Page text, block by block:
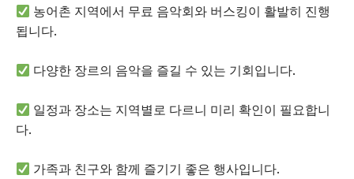
농어촌 지역에서 무료 음악회와 버스킹이 활발히 진행
됩니다.
다양한 장르의 음악을 즐길 수 있는 기회입니다.
일정과 장소는 지역별로 다르니 미리 확인이 필요합니
다.
가족과 친구와 함께 즐기기 좋은 행사입니다.